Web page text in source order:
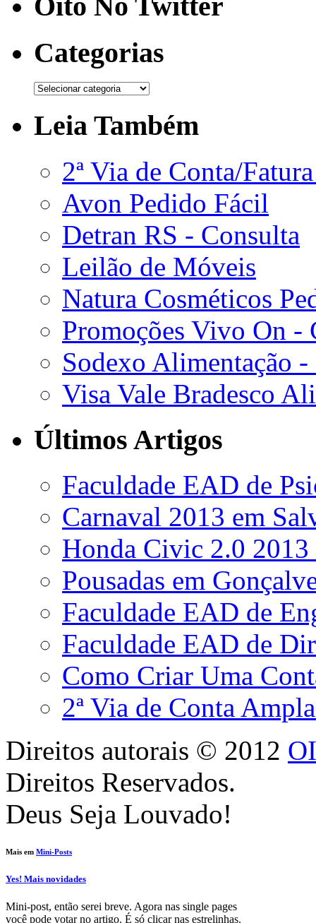
Categorias
Leia Também
2ª Via de Conta/
Avon Pedido Fácil
Detran RS - Consulta
Leilão de Móveis
Natura Cosméticos
Promoções Vivo On -
Sodexo Alimentação -
Visa Vale Bradesco
Últimos Artigos
Faculdade EAD de
Carnaval 2013 em
Honda Civic 2.0 2013
Pousadas em
Faculdade EAD de
Faculdade EAD de
Como Criar Uma
2ª Via de Conta
Direitos autorais © 2012
Direitos Reservados.
Deus Seja Louvado!
Mais em Mini-Posts
Yes! Mais novidades
Mini-post, então serei breve. Agora nas single pages
você pode votar no artigo. É só clicar nas estrelinhas.